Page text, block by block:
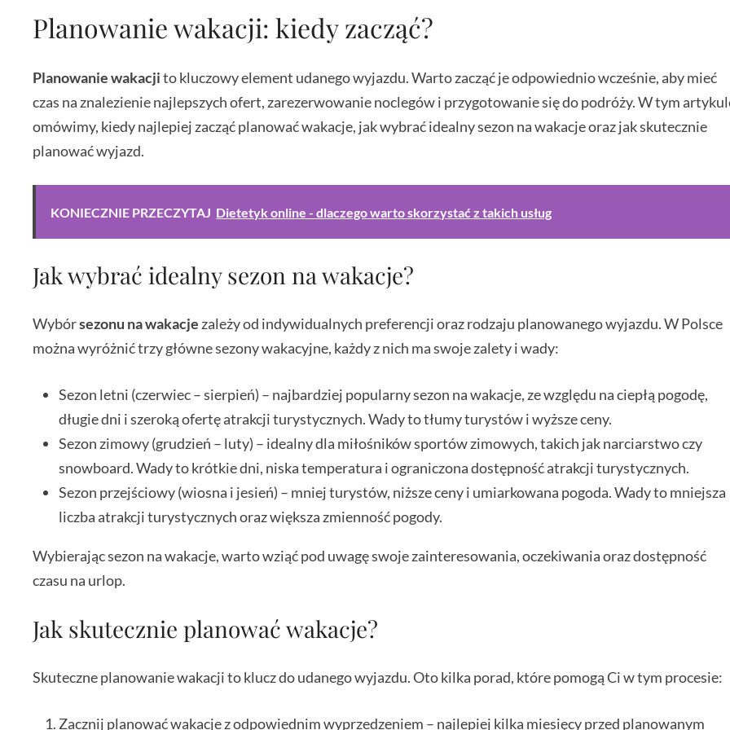
Planowanie wakacji: kiedy zacząć?
Planowanie wakacjito kluczowy element udanego wyjazdu. Warto zacząć je odpowiednio wcześnie, aby mieć
czas na znalezienie najlepszych ofert, zarezerwowanie noclegów i przygotowanie się do podróży. W tym
omówimy, kiedy najlepiej zacząć planować wakacje, jak wybrać idealny sezon na wakacje oraz jak skutecznie
planować wyjazd.
KONIECZNIE PRZECZYTAJ Dietetyk online - dlaczego warto skorzystać z takich usług
Jak wybrać idealny sezon na wakacje?
Wybórsezonu na wakacje zależy od indywidualnych preferencji oraz rodzaju planowanego wyjazdu. W Polsce
można wyróżnić trzy główne sezony wakacyjne, każdy z nich ma swoje zalety i wady:
Sezon letni (czerwiec – sierpień) – najbardziej popularny sezon na wakacje, ze względu na ciepłą pogodę,
długie dni i szeroką ofertę atrakcji turystycznych. Wady to tłumy turystów i wyższe ceny.
Sezon zimowy (grudzień – luty) – idealny dla miłośników sportów zimowych, takich jak narciarstwo czy
snowboard. Wady to krótkie dni, niska temperatura i ograniczona dostępność atrakcji turystycznych.
Sezon przejściowy (wiosna i jesień) – mniej turystów, niższe ceny i umiarkowana pogoda. Wady to mniejsza
liczba atrakcji turystycznych oraz większa zmienność pogody.
Wybierając sezon na wakacje, warto wziąć pod uwagę swoje zainteresowania, oczekiwania oraz dostępność
czasu na urlop.
Jak skutecznie planować wakacje?
Skuteczne planowanie wakacji to klucz do udanego wyjazdu. Oto kilka porad, które pomogą Ci w tym procesie:
Zacznij planować wakacje z odpowiednim wyprzedzeniem – najlepiej kilka miesięcy przed planowanym